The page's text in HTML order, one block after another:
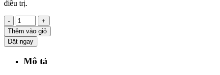
điều trị.
-
+
Thêm vào giỏ
Đặt ngay
Mô tả